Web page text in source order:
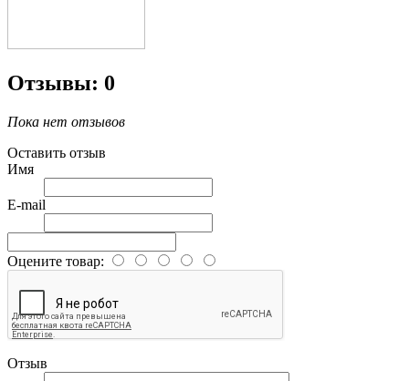
Отзывы: 0
Пока нет отзывов
Оставить отзыв
Имя
E-mail
Оцените товар:
Отзыв